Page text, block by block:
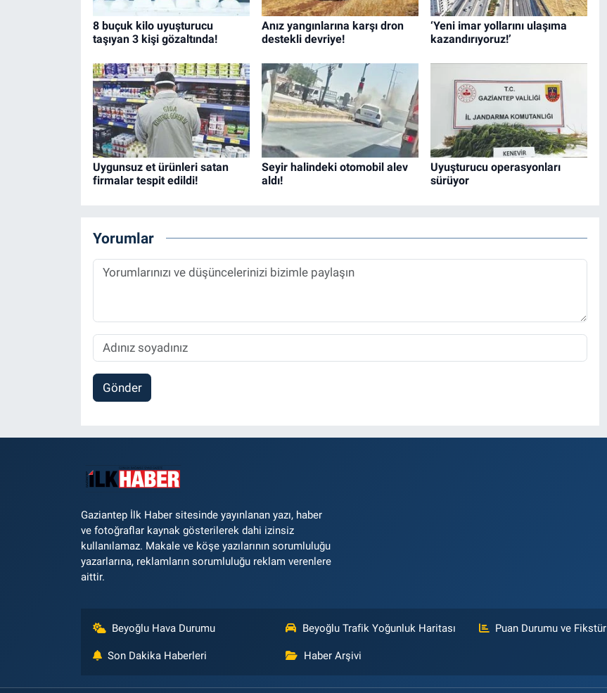
8 buçuk kilo uyuşturucu
taşıyan 3 kişi gözaltında!
Anız yangınlarına karşı dron
destekli devriye!
‘Yeni imar yollarını ulaşıma
kazandırıyoruz!’
Uygunsuz et ürünleri satan
firmalar tespit edildi!
Seyir halindeki otomobil alev
aldı!
Uyuşturucu operasyonları
sürüyor
Yorumlar
Gönder
Gaziantep İlk Haber sitesinde yayınlanan yazı, haber
ve fotoğraflar kaynak gösterilerek dahi izinsiz
kullanılamaz. Makale ve köşe yazılarının sorumluluğu
yazarlarına, reklamların sorumluluğu reklam verenlere
aittir.
Beyoğlu Hava Durumu Beyoğlu Trafik Yoğunluk Haritası Puan Durumu ve Fikstür
Son Dakika Haberleri Haber Arşivi